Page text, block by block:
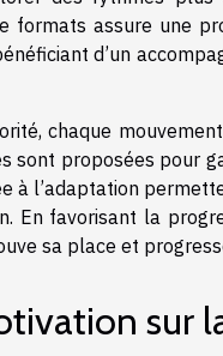
formats assure une
d’un
chaque
sont proposées pour
à l’adaptation
En favorisant la
sa place et
sur